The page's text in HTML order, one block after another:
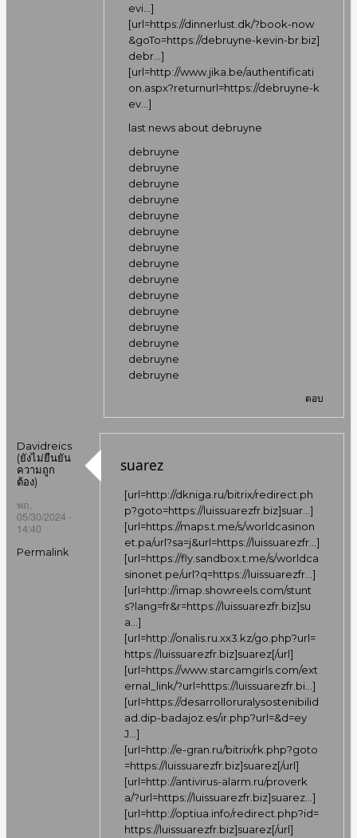
evi… ]
[url=https://dinnerlust.dk/?book-now
&goTo=https://debruyne-kevin-br.biz]
debr… ]
[url=http://www.jika.be/authentificati
on.aspx?returnurl=https://debruyne-k
ev… ]
last news about debruyne
debruyne
debruyne
debruyne
debruyne
debruyne
debruyne
debruyne
debruyne
debruyne
debruyne
debruyne
debruyne
debruyne
debruyne
debruyne
ตอบ
Davidreics
(ยังไม่ยืนยัน
ความถูก
ต้อง)
พฤ,
05/30/2024 -
14:40
Permalink
suarez
[url=http://dkniga.ru/bitrix/redirect.ph
p?goto=https://luissuarezfr.biz]suar… ]
[url=https://maps.t.me/s/worldcasinon
et.pa/url?sa=j&url=https://luissuarezfr… ]
[url=https://fly.sandbox.t.me/s/worldca
sinonet.pe/url?q=https://luissuarezfr… ]
[url=http://imap.showreels.com/stunt
s?lang=fr&r=https://luissuarezfr.biz]su
a… ]
[url=http://onalis.ru.xx3.kz/go.php?url=
https://luissuarezfr.biz]suarez[/url]
[url=https://www.starcamgirls.com/ext
ernal_link/?url=https://luissuarezfr.bi… ]
[url=https://desarrolloruralysostenibilid
ad.dip-badajoz.es/ir.php?url=&d=ey
J… ]
[url=http://e-gran.ru/bitrix/rk.php?goto
=https://luissuarezfr.biz]suarez[/url]
[url=http://antivirus-alarm.ru/proverk
a/?url=https://luissuarezfr.biz]suarez… ]
[url=http://optiua.info/redirect.php?id=
https://luissuarezfr.biz]suarez[/url]